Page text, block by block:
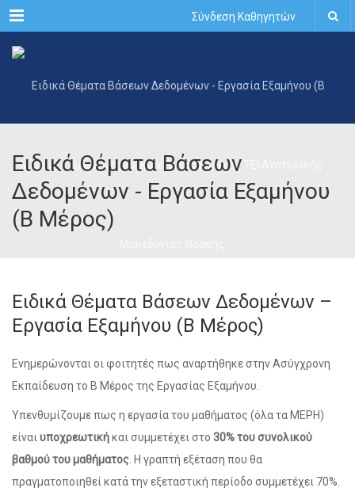
Menu Σύνδεση Καθηγητών
Ειδικά Θέματα Βάσεων
Δεδομένων - Εργασία Εξαμήνου
(Β Μέρος)
Ειδικά Θέματα Βάσεων Δεδομένων –
Εργασία Εξαμήνου (Β Μέρος)
Ενημερώνονται οι φοιτητές πως αναρτήθηκε στην Ασύγχρονη
Εκπαίδευση το Β Μέρος της Εργασίας Εξαμήνου.
Υπενθυμίζουμε πως η εργασία του μαθήματος (όλα τα ΜΕΡΗ)
είναι υποχρεωτικήκαι συμμετέχει στο 30% του συνολικού
βαθμού του μαθήματος . Η γραπτή εξέταση που θα
πραγματοποιηθεί κατά την εξεταστική περίοδο συμμετέχει 70%.